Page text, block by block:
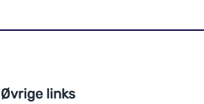
Øvrige links